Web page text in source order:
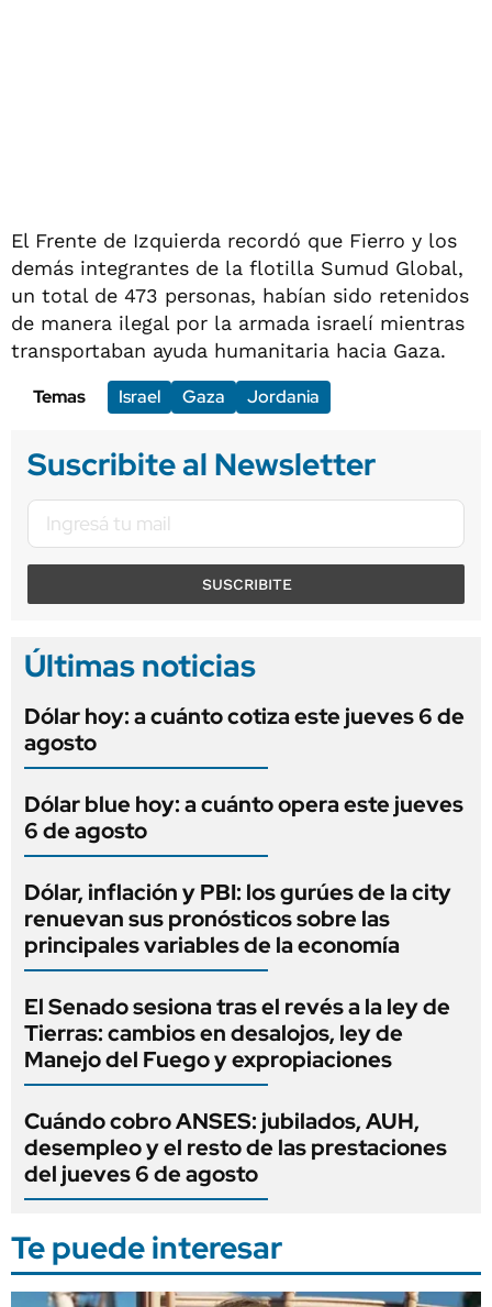
El Frente de Izquierda recordó que Fierro y los
demás integrantes de la flotilla Sumud Global,
un total de 473 personas, habían sido retenidos
de manera ilegal por la armada israelí mientras
transportaban ayuda humanitaria hacia Gaza.
Temas
Israel Gaza Jordania
Suscribite al Newsletter
SUSCRIBITE
Últimas noticias
Dólar hoy: a cuánto cotiza este jueves 6 de
agosto
Dólar blue hoy: a cuánto opera este jueves
6 de agosto
Dólar, inflación y PBI: los gurúes de la city
renuevan sus pronósticos sobre las
principales variables de la economía
El Senado sesiona tras el revés a la ley de
Tierras: cambios en desalojos, ley de
Manejo del Fuego y expropiaciones
Cuándo cobro ANSES: jubilados, AUH,
desempleo y el resto de las prestaciones
del jueves 6 de agosto
Te puede interesar